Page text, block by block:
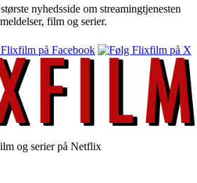
nyhedsside om streamingtjenesten
film og serier.
og serier på Netflix